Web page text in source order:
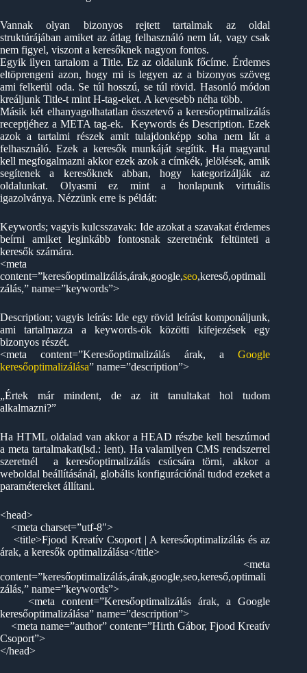
Vannak olyan bizonyos rejtett tartalmak az oldal
struktúrájában amiket az átlag felhasználó nem lát, vagy csak
nem figyel, viszont a keresőknek nagyon fontos.
Egyik ilyen tartalom a Title. Ez az oldalunk főcíme. Érdemes
eltöprengeni azon, hogy mi is legyen az a bizonyos szöveg
ami felkerül oda. Se túl hosszú, se túl rövid. Hasonló módon
kreáljunk Title-t mint H-tag-eket. A kevesebb néha több.
Másik két elhanyagolhatatlan összetevő a keresőoptimalizálás
receptjéhez a META tag-ek. Keywords és Description. Ezek
azok a tartalmi részek amit tulajdonképp soha nem lát a
felhasználó. Ezek a keresők munkáját segítik. Ha magyarul
kell megfogalmazni akkor ezek azok a címkék, jelölések, amik
segítenek a keresőknek abban, hogy kategorizálják az
oldalunkat. Olyasmi ez mint a honlapunk virtuális
igazolványa. Nézzünk erre is példát:
Keywords; vagyis kulcsszavak: Ide azokat a szavakat érdemes
beírni amiket leginkább fontosnak szeretnénk feltünteti a
keresők számára.
<meta
content=”keresőoptimalizálás,árak,google,seo,kereső,optimali
zálás,” name=”keywords”>
Description; vagyis leírás: Ide egy rövid leírást komponáljunk,
ami tartalmazza a keywords-ök közötti kifejezések egy
bizonyos részét.
<meta content=”Keresőoptimalizálás árak, aGoogle
keresőoptimalizálása” name=”description”>
„Értek már mindent, de az itt tanultakat hol tudom
alkalmazni?”
Ha HTML oldalad van akkor a HEAD részbe kell beszúrnod
a meta tartalmakat(lsd.: lent). Ha valamilyen CMS rendszerrel
szeretnél a keresőoptimalizálás csúcsára törni, akkor a
weboldal beállításánál, globális konfigurációnál tudod ezeket a
paramétereket állítani.
<head>
<meta charset=”utf-8″>
<title>Fjood Kreatív Csoport | A keresőoptimalizálás és az
árak, a keresők optimalizálása</title>
<meta
content=”keresőoptimalizálás,árak,google,seo,kereső,optimali
zálás,” name=”keywords”>
<meta content=”Keresőoptimalizálás árak, a Google
keresőoptimalizálása” name=”description”>
<meta name=”author” content=”Hirth Gábor, Fjood Kreatív
Csoport”>
</head>